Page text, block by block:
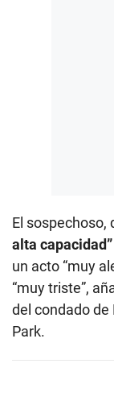
El sospechoso,
alta
un acto “muy
“muy triste”,
del condado de
Park.